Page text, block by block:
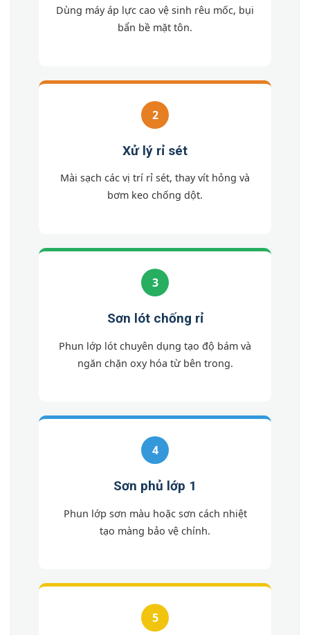
Dùng máy áp lực cao vệ sinh rêu mốc, bụi
bẩn bề mặt tôn.
2
Xử lý rỉ sét
Mài sạch các vị trí rỉ sét, thay vít hỏng và
bơm keo chống dột.
3
Sơn lót chống rỉ
Phun lớp lót chuyên dụng tạo độ bám và
ngăn chặn oxy hóa từ bên trong.
4
Sơn phủ lớp 1
Phun lớp sơn màu hoặc sơn cách nhiệt
tạo màng bảo vệ chính.
5